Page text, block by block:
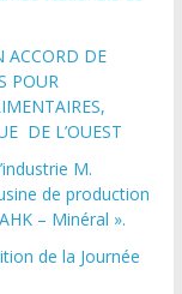
ACCORD DE
POUR
DE L’OUEST
M.
de production
– Minéral ».
de la Journée